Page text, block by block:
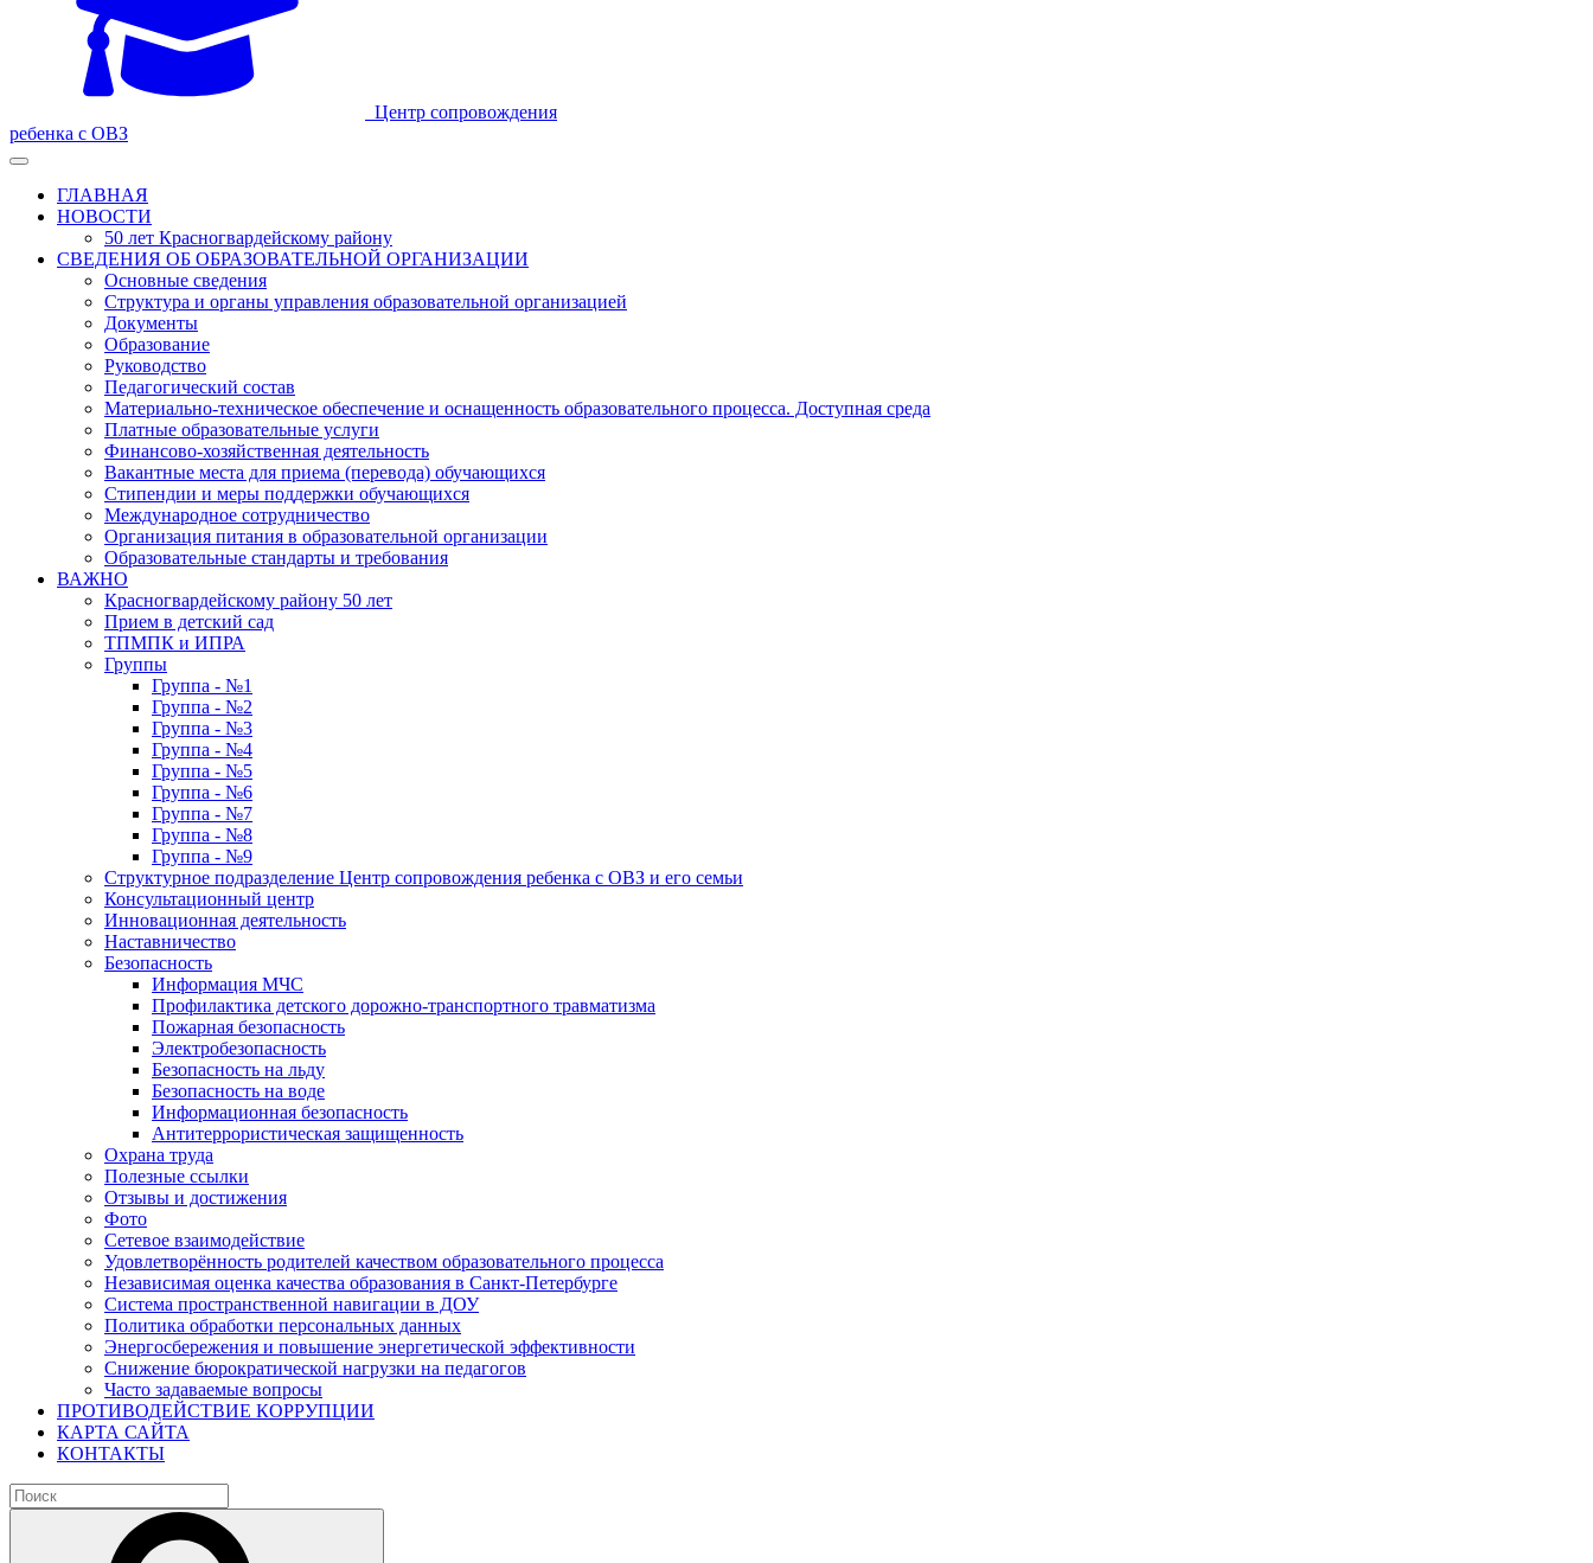
Центр сопровождения
ребенка с ОВЗ
ГЛАВНАЯ
НОВОСТИ
50 лет Красногвардейскому району
СВЕДЕНИЯ ОБ ОБРАЗОВАТЕЛЬНОЙ ОРГАНИЗАЦИИ
Основные сведения
Структура и органы управления образовательной организацией
Документы
Образование
Руководство
Педагогический состав
Материально-техническое обеспечение и оснащенность образовательного процесса. Доступная среда
Платные образовательные услуги
Финансово-хозяйственная деятельность
Вакантные места для приема (перевода) обучающихся
Стипендии и меры поддержки обучающихся
Международное сотрудничество
Организация питания в образовательной организации
Образовательные стандарты и требования
ВАЖНО
Красногвардейскому району 50 лет
Прием в детский сад
ТПМПК и ИПРА
Группы
Группа - №1
Группа - №2
Группа - №3
Группа - №4
Группа - №5
Группа - №6
Группа - №7
Группа - №8
Группа - №9
Структурное подразделение Центр сопровождения ребенка с ОВЗ и его семьи
Консультационный центр
Инновационная деятельность
Наставничество
Безопасность
Информация МЧС
Профилактика детского дорожно-транспортного травматизма
Пожарная безопасность
Электробезопасность
Безопасность на льду
Безопасность на воде
Информационная безопасность
Антитеррористическая защищенность
Охрана труда
Полезные ссылки
Отзывы и достижения
Фото
Сетевое взаимодействие
Удовлетворённость родителей качеством образовательного процесса
Независимая оценка качества образования в Санкт-Петербурге
Система пространственной навигации в ДОУ
Политика обработки персональных данных
Энергосбережения и повышение энергетической эффективности
Снижение бюрократической нагрузки на педагогов
Часто задаваемые вопросы
ПРОТИВОДЕЙСТВИЕ КОРРУПЦИИ
КАРТА САЙТА
КОНТАКТЫ